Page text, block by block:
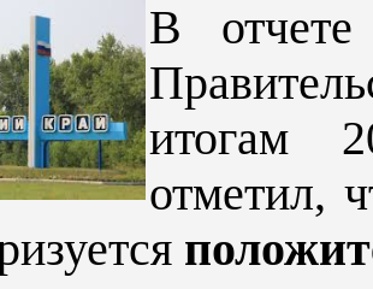
В отчете
итогам
отметил,